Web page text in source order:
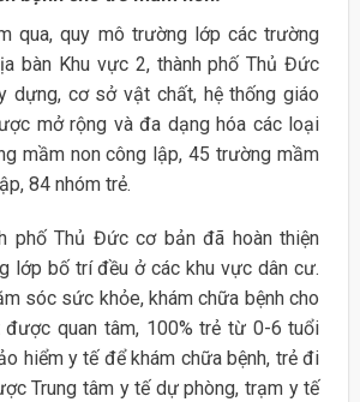
qua, quy mô trường lớp các trường
bàn Khu vực 2, thành phố Thủ Đức
dựng, cơ sở vật chất, hệ thống giáo
mở rộng và đa dạng hóa các loại
mầm non công lập, 45 trường mầm
84 nhóm trẻ.
phố Thủ Đức cơ bản đã hoàn thiện
lớp bố trí đều ở các khu vực dân cư.
sóc sức khỏe, khám chữa bệnh cho
được quan tâm, 100% trẻ từ 0-6 tuổi
hiểm y tế để khám chữa bệnh, trẻ đi
Trung tâm y tế dự phòng, trạm y tế